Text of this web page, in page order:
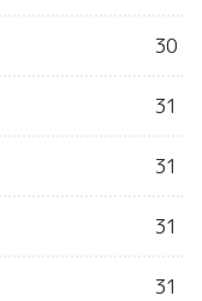
30
31
31
31
31